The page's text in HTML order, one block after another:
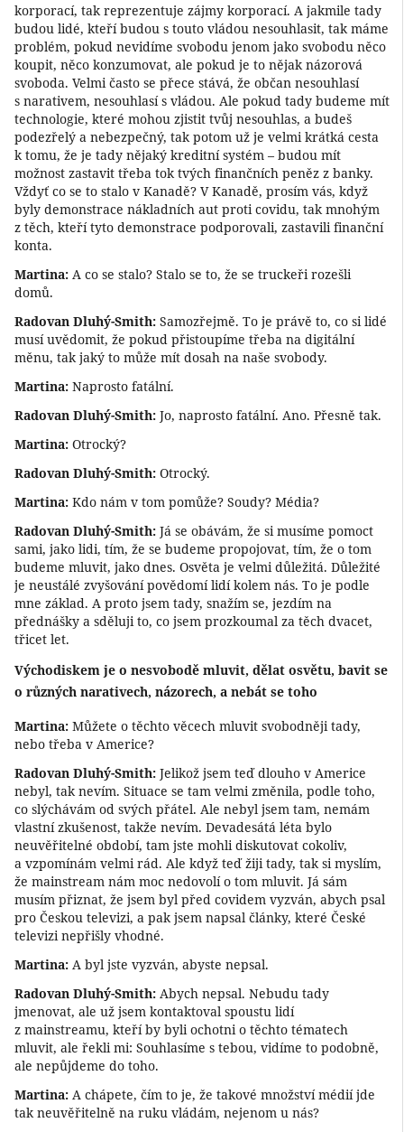
korporací, tak reprezentuje zájmy korporací. A jakmile tady
budou lidé, kteří budou s touto vládou nesouhlasit, tak máme
problém, pokud nevidíme svobodu jenom jako svobodu něco
koupit, něco konzumovat, ale pokud je to nějak názorová
svoboda. Velmi často se přece stává, že občan nesouhlasí
s narativem, nesouhlasí s vládou. Ale pokud tady budeme mít
technologie, které mohou zjistit tvůj nesouhlas, a budeš
podezřelý a nebezpečný, tak potom už je velmi krátká cesta
k tomu, že je tady nějaký kreditní systém – budou mít
možnost zastavit třeba tok tvých finančních peněz z banky.
Vždyť co se to stalo v Kanadě? V Kanadě, prosím vás, když
byly demonstrace nákladních aut proti covidu, tak mnohým
z těch, kteří tyto demonstrace podporovali, zastavili finanční
konta.
Martina: A co se stalo? Stalo se to, že se truckeři rozešli
domů.
Radovan Dluhý-Smith: Samozřejmě. To je právě to, co si lidé
musí uvědomit, že pokud přistoupíme třeba na digitální
měnu, tak jaký to může mít dosah na naše svobody.
Martina: Naprosto fatální.
Radovan Dluhý-Smith: Jo, naprosto fatální. Ano. Přesně tak.
Martina: Otrocký?
Radovan Dluhý-Smith: Otrocký.
Martina: Kdo nám v tom pomůže? Soudy? Média?
Radovan Dluhý-Smith: Já se obávám, že si musíme pomoct
sami, jako lidi, tím, že se budeme propojovat, tím, že o tom
budeme mluvit, jako dnes. Osvěta je velmi důležitá. Důležité
je neustálé zvyšování povědomí lidí kolem nás. To je podle
mne základ. A proto jsem tady, snažím se, jezdím na
přednášky a sděluji to, co jsem prozkoumal za těch dvacet,
třicet let.
Východiskem je o nesvobodě mluvit, dělat osvětu, bavit se
o různých narativech, názorech, a nebát se toho
Martina: Můžete o těchto věcech mluvit svobodněji tady,
nebo třeba v Americe?
Radovan Dluhý-Smith: Jelikož jsem teď dlouho v Americe
nebyl, tak nevím. Situace se tam velmi změnila, podle toho,
co slýchávám od svých přátel. Ale nebyl jsem tam, nemám
vlastní zkušenost, takže nevím. Devadesátá léta bylo
neuvěřitelné období, tam jste mohli diskutovat cokoliv,
a vzpomínám velmi rád. Ale když teď žiji tady, tak si myslím,
že mainstream nám moc nedovolí o tom mluvit. Já sám
musím přiznat, že jsem byl před covidem vyzván, abych psal
pro Českou televizi, a pak jsem napsal články, které České
televizi nepřišly vhodné.
Martina: A byl jste vyzván, abyste nepsal.
Radovan Dluhý-Smith: Abych nepsal. Nebudu tady
jmenovat, ale už jsem kontaktoval spoustu lidí
z mainstreamu, kteří by byli ochotni o těchto tématech
mluvit, ale řekli mi: Souhlasíme s tebou, vidíme to podobně,
ale nepůjdeme do toho.
Martina: A chápete, čím to je, že takové množství médií jde
tak neuvěřitelně na ruku vládám, nejenom u nás?